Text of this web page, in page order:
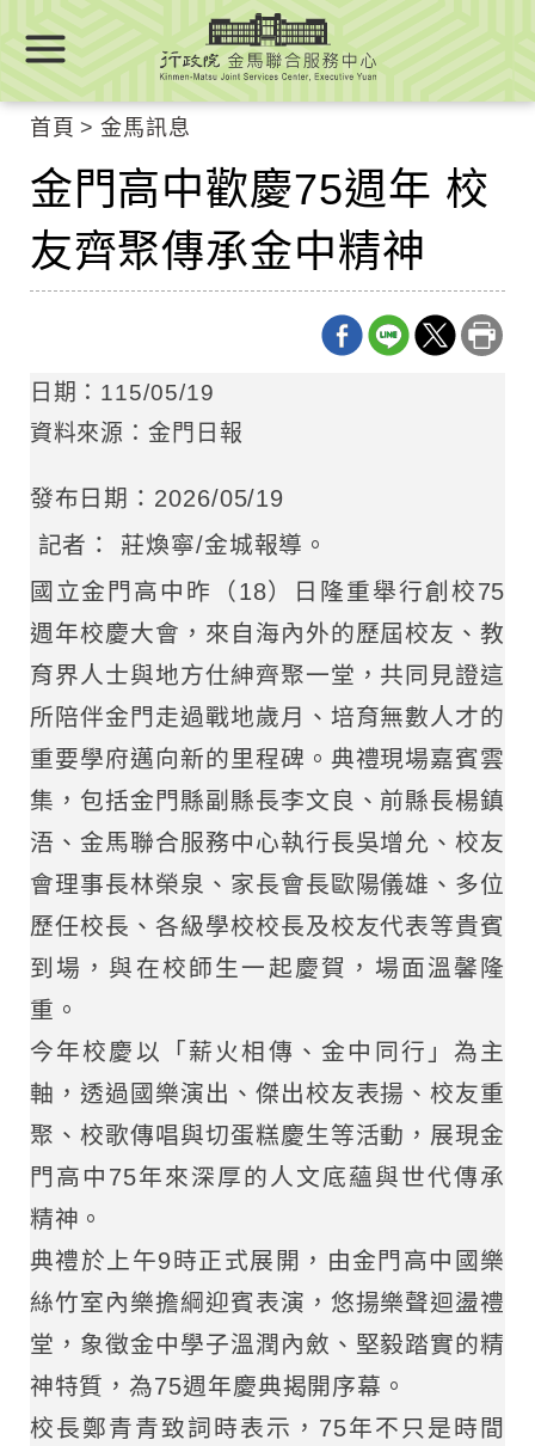
要
首頁 金馬訊息
金門高中歡慶75週年 校
友齊聚傳承金中精神
日期：115/05/19
資料來源：金門日報
發布日期：2026/05/19
記者： 莊煥寧/金城報導。
國立金門高中昨（18）日隆重舉行創校75
週年校慶大會，來自海內外的歷屆校友、教
育界人士與地方仕紳齊聚一堂，共同見證這
所陪伴金門走過戰地歲月、培育無數人才的
重要學府邁向新的里程碑。典禮現場嘉賓雲
集，包括金門縣副縣長李文良、前縣長楊鎮
浯、金馬聯合服務中心執行長吳增允、校友
會理事長林榮泉、家長會長歐陽儀雄、多位
歷任校長、各級學校校長及校友代表等貴賓
到場，與在校師生一起慶賀，場面溫馨隆
重。
今年校慶以「薪火相傳、金中同行」為主
軸，透過國樂演出、傑出校友表揚、校友重
聚、校歌傳唱與切蛋糕慶生等活動，展現金
門高中75年來深厚的人文底蘊與世代傳承
精神。
典禮於上午9時正式展開，由金門高中國樂
絲竹室內樂擔綱迎賓表演，悠揚樂聲迴盪禮
堂，象徵金中學子溫潤內斂、堅毅踏實的精
神特質，為75週年慶典揭開序幕。
校長鄭青青致詞時表示，75年不只是時間